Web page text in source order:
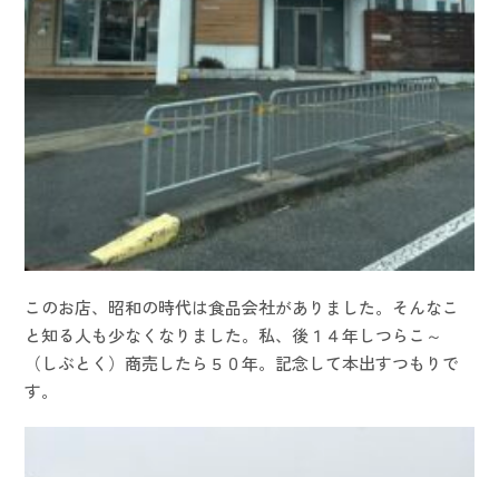
このお店、昭和の時代は食品会社がありました。そんなこ
と知る人も少なくなりました。私、後１４年しつらこ～
（しぶとく）商売したら５０年。記念して本出すつもりで
す。